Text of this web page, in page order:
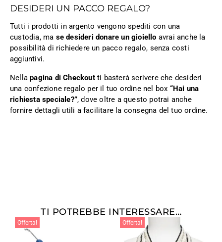
DESIDERI UN PACCO REGALO?
Tutti i prodotti in argento vengono spediti con una
custodia, ma se desideri donare un gioiello avrai anche la
possibilità di richiedere un pacco regalo, senza costi
aggiuntivi.
Nellapagina di Checkoutti basterà scrivere che desideri
una confezione regalo per il tuo ordine nel box “Hai una
richiesta speciale?”, dove oltre a questo potrai anche
fornire dettagli utili a facilitare la consegna del tuo ordine.
TI POTREBBE INTERESSARE…
Offerta! Offerta!